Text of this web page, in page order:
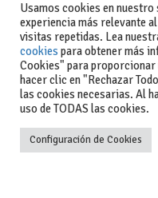
-Aviso legal
Usamos cookies en
experiencia más relevante
visitas repetidas. Lea
cookies para obtener más
Cookies" para
hacer clic en "Rechazar
las cookies necesarias. Al
uso de TODAS las cookies.
Configuración de Cookies